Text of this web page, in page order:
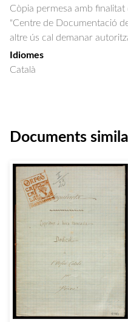
Còpia permesa amb
"Centre de Documentació
altre ús cal demanar
Idiomes
Català
Documents